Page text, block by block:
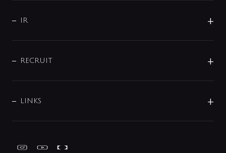
配管システム
バス・空調周辺用品
トイレ周辺用品
じぶんシャワーが見つかる
会社概要
事業所案内
よくあるご質問
データダウンロード
みらいエコ住宅2026事業
IR
IRニュース
IRライブラリ
RECRUIT
募集要項
LINKS